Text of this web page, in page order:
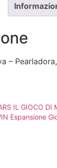
–
IL GIOCO DI
Espansione